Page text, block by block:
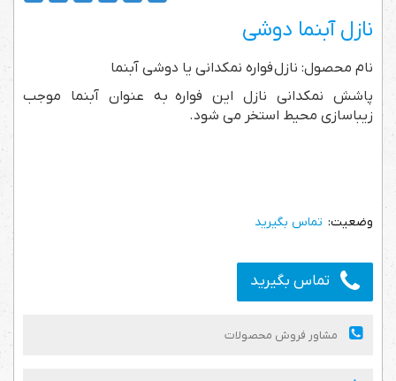
نازل آبنما دوشی
نام محصول: نازلفواره نمکدانی یا دوشی آبنما
پاشش نمکدانی نازل این فواره به عنوان آبنما موجب
زیباسازی محیط استخر می شود.
تماس بگیرید
تماس بگیرید
مشاور فروش محصولات